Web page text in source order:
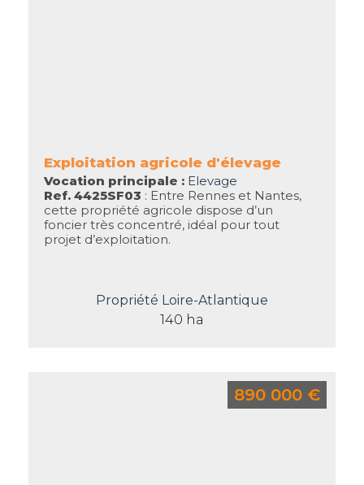
Exploitation agricole d'élevage
Vocation principale : Elevage
Ref. 4425SF03 : Entre Rennes et Nantes,
cette propriété agricole dispose d’un
foncier très concentré, idéal pour tout
projet d’exploitation.
Propriété Loire-Atlantique
140 ha
890 000 €